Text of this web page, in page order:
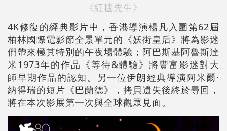
《紅毯先生》
4K修復的經典影片中，香港導演楊凡入圍第62屆
柏林國際電影節全景單元的《妖街皇后》將為影迷
們帶來極其特別的午夜場體驗；阿巴斯基阿魯斯達
米1973年的作品《等待&體驗》將豐富影迷對大
師早期作品的認知。另一位伊朗經典導演阿米爾·
納得瑞的短片《巴蘭德》，拷貝遺失後終於尋回，
將在本次影展第一次與全球觀眾見面。